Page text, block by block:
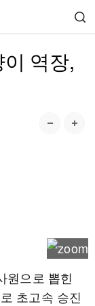
이 역장,
원으로 뽑힌
초고속 승진